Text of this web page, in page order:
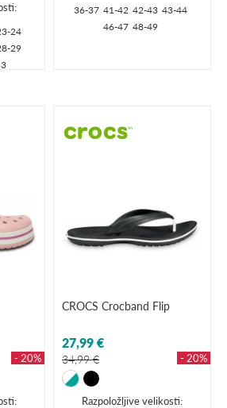
24
29
36-37 41-42 42-43 43-44
46-47 48-49
- 20%
CROCS Crocband Flip
27,99 €
34,99 € - 20%
Razpoložljive velikosti: